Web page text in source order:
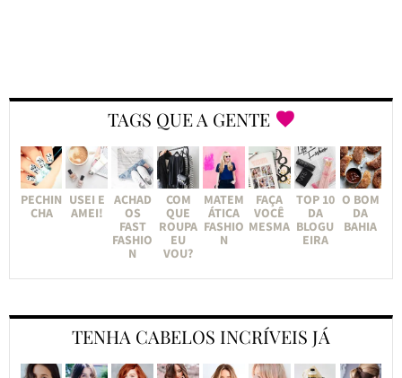
TAGS QUE A GENTE
PECHIN
CHA
USEI E
AMEI!
ACHAD
OS
FAST
FASHIO
N
COM
QUE
ROUPA
EU
VOU?
MATEM
ÁTICA
FASHIO
N
FAÇA
VOCÊ
MESMA
TOP 10
DA
BLOGU
EIRA
O BOM
DA
BAHIA
TENHA CABELOS INCRÍVEIS JÁ